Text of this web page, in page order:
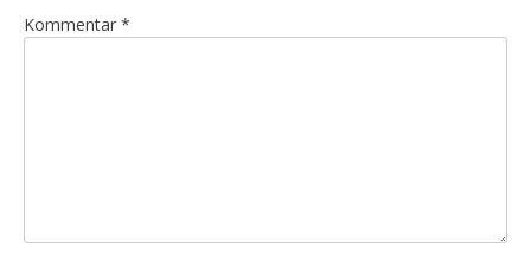
s
a
Kommentar *